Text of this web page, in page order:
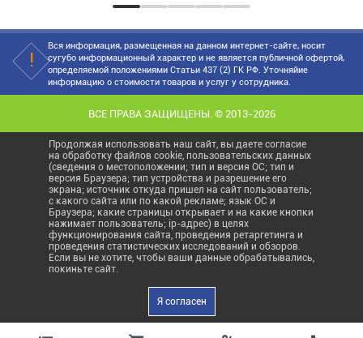
Вся информация, размещенная на данном интернет-сайте, носит
сугубо информационный характер и не является публичной офертой,
определяемой положениями Статьи 437 (2) ГК РФ. Уточняйие
информацию о стоимости товаров и услуг у сотрудника.
ВСЕ ПРАВА ЗАЩИЩЕНЫ. © 2013-2026
Продолжая использовать наш сайт, вы даете согласие
на обработку файлов cookie, пользовательских данных
(сведения о местоположении; тип и версия ОС; тип и
версия Браузера; тип устройства и разрешение его
экрана; источник откуда пришел на сайт пользователь;
с какого сайта или по какой рекламе; язык ОС и
Браузера; какие страницы открывает и на какие кнопки
нажимает пользователь; ip-адрес) в целях
функционирования сайта, проведения ретаргетинга и
проведения статистических исследований и обзоров.
Если вы не хотите, чтобы ваши данные обрабатывались,
покиньте сайт.
Я согласен